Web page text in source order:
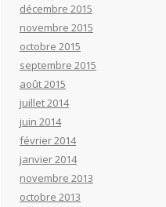
décembre 2015
novembre 2015
octobre 2015
septembre 2015
août 2015
juillet 2014
juin 2014
février 2014
janvier 2014
novembre 2013
octobre 2013